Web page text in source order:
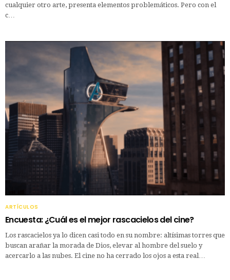
cualquier otro arte, presenta elementos problemáticos. Pero con el
c…
ARTÍCULOS
Encuesta: ¿Cuál es el mejor rascacielos del cine?
Los rascacielos ya lo dicen casi todo en su nombre: altísimas torres que
buscan arañar la morada de Dios, elevar al hombre del suelo y
acercarlo a las nubes. El cine no ha cerrado los ojos a esta real…